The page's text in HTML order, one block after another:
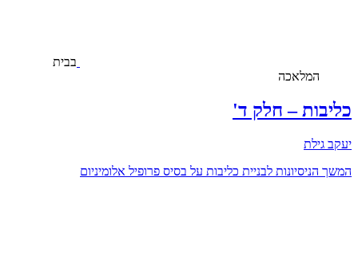
בבית
המלאכה
כליבות – חלק ד'
יעקב גילת
המשך הניסיונות לבניית כליבות על בסיס פרופיל אלומיניום